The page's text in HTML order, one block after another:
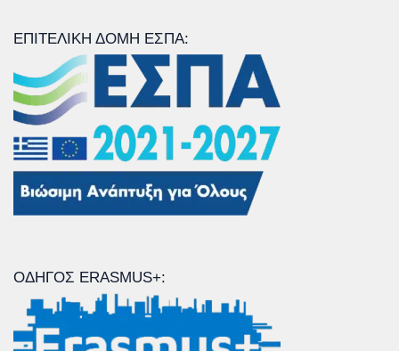
ΕΠΙΤΕΛΙΚΉ ΔΟΜΉ ΕΣΠΑ:
ΟΔΗΓΌΣ ERASMUS+: